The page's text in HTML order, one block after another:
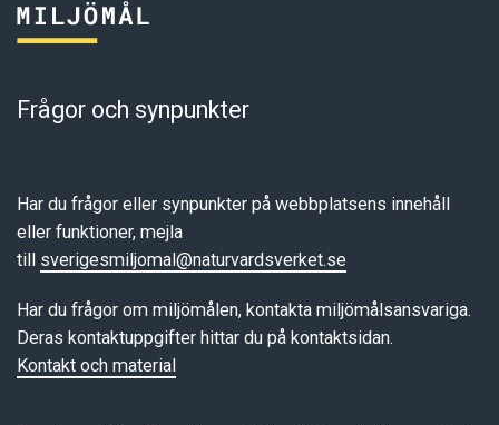
Frågor och synpunkter
Har du frågor eller synpunkter på webbplatsens innehåll
eller funktioner, mejla
till sverigesmiljomal@naturvardsverket.se
Har du frågor om miljömålen, kontakta miljömålsansvariga.
Deras kontaktuppgifter hittar du på kontaktsidan.
Kontakt och material